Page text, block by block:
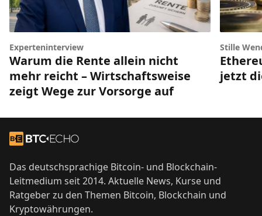
Experteninterview
Warum die Rente allein nicht
mehr reicht – Wirtschaftsweise
zeigt Wege zur Vorsorge auf
Stille
jetzt
Zur Startseite
Das deutschsprachige Bitcoin- und Blockchain-
Leitmedium seit 2014. Aktuelle News, Kurse und
Ratgeber zu den Themen Bitcoin, Blockchain und
Kryptowährungen.